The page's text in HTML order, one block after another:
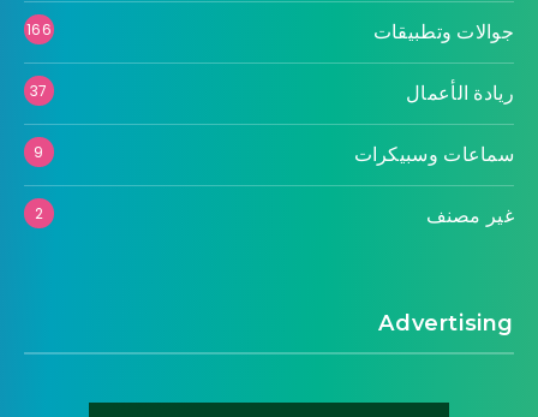
جوالات وتطبيقات 166
ريادة الأعمال 37
سماعات وسبيكرات 9
غير مصنف 2
Advertising